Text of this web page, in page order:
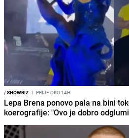
/SHOWBIZ I PRIJE OKO 14H
Lepa Brena ponovo pala na bini
koerografije: "Ovo je dobro